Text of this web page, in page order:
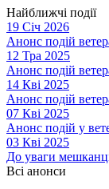
Найближчі події
19 Січ 2026
Анонс подій
12 Тра 2025
Анонс подій
14 Кві 2025
Анонс подій
07 Кві 2025
Анонс подій у
03 Кві 2025
До уваги
Всі анонси